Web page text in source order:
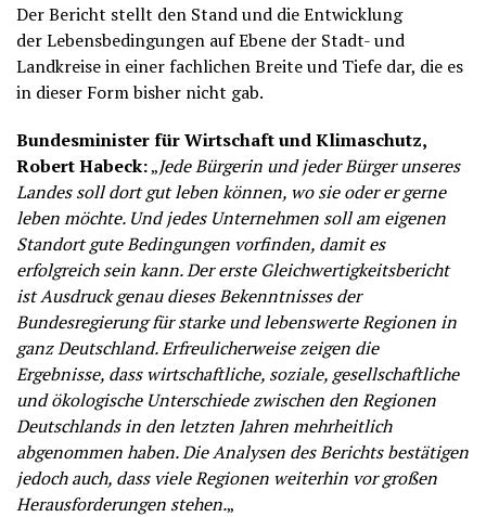
Der Bericht stellt den Stand und die Entwicklung
der Lebensbedingungen auf Ebene der Stadt- und
Landkreise in einer fachlichen Breite und Tiefe dar, die es
in dieser Form bisher nicht gab.
Bundesminister für Wirtschaft und Klimaschutz,
Robert Habeck:„Jede Bürgerin und jeder Bürger unseres
Landes soll dort gut leben können, wo sie oder er gerne
leben möchte. Und jedes Unternehmen soll am eigenen
Standort gute Bedingungen vorfinden, damit es
erfolgreich sein kann. Der erste Gleichwertigkeitsbericht
ist Ausdruck genau dieses Bekenntnisses der
Bundesregierung für starke und lebenswerte Regionen in
ganz Deutschland. Erfreulicherweise zeigen die
Ergebnisse, dass wirtschaftliche, soziale, gesellschaftliche
und ökologische Unterschiede zwischen den Regionen
Deutschlands in den letzten Jahren mehrheitlich
abgenommen haben. Die Analysen des Berichts bestätigen
jedoch auch, dass viele Regionen weiterhin vor großen
Herausforderungen stehen.„